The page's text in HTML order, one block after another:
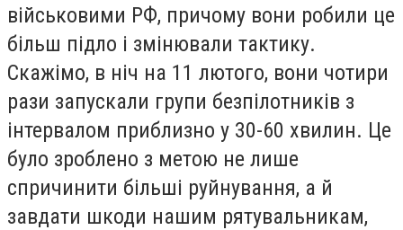
військовими РФ, причому вони робили це
більш підло і змінювали тактику.
Скажімо, в ніч на 11 лютого, вони чотири
рази запускали групи безпілотників з
інтервалом приблизно у 30-60 хвилин. Це
було зроблено з метою не лише
спричинити більші руйнування, а й
завдати шкоди нашим рятувальникам,